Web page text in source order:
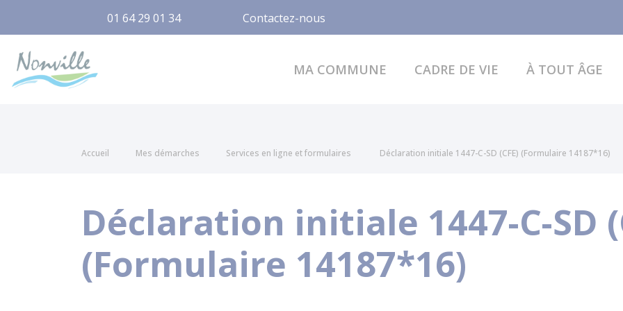
01 64 29 01 34 Contactez-nous
MA COMMUNE CADRE DE VIE À TOUT ÂGE
Accueil Mes démarches Services en ligne et formulaires Déclaration initiale 1447-C-SD (CFE) (Formulaire 14187*16)
Déclaration initiale 1447-C-SD
(Formulaire 14187*16)